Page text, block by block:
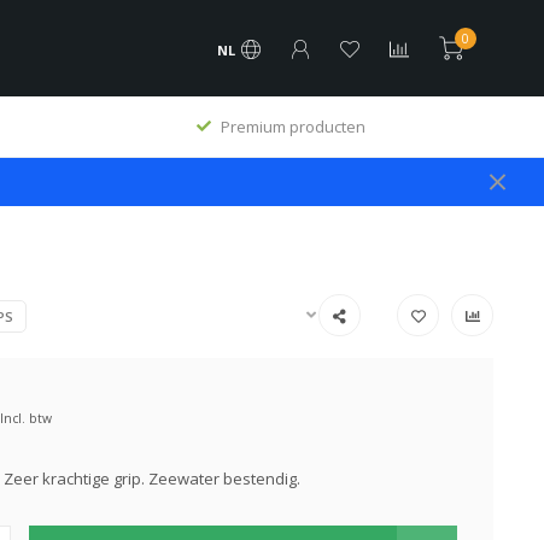
NL
0
Premium producten
Incl. btw
Zeer krachtige grip. Zeewater bestendig.